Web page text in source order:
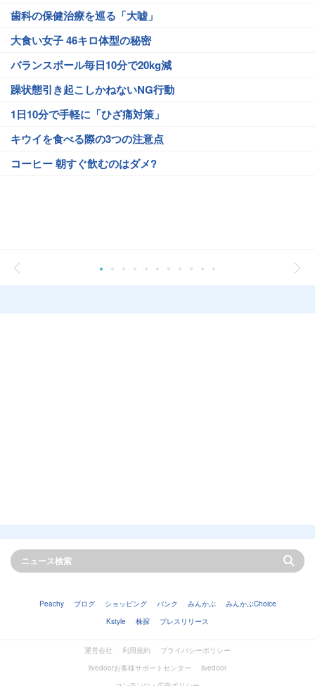
歯科の保健治療を巡る「大嘘」
大食い女子 46キロ体型の秘密
バランスボール毎日10分で20kg減
躁状態引き起こしかねないNG行動
1日10分で手軽に「ひざ痛対策」
キウイを食べる際の3つの注意点
コーヒー 朝すぐ飲むのはダメ?
Peachy ブログ ショッピング バンク みんかぶ
みんかぶChoice
Kstyle
株探 プレスリリース
運営会社 利用規約
プライバシーポリシー
livedoorお客様サポートセンター
livedoor